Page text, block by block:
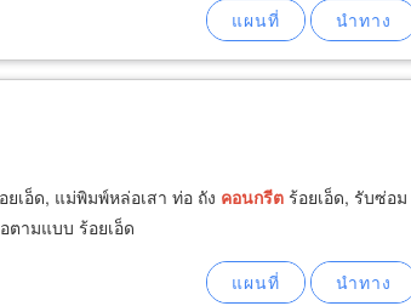
เอ็ด, แม่พิมพ์หล่อเสา ท่อ ถัง คอนกรีต ร้อยเอ็ด, รับซ่อม
ตามแบบ ร้อยเอ็ด